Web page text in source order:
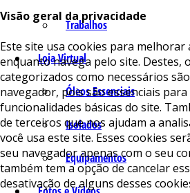
Trabalhos
Loja Virtual
Óleos Essenciais
Isolados
Equipamentos
Visão geral da privacidade
Este site usa cookies para melhorar
enquanto navega pelo site. Destes,
categorizados como necessários
navegador, pois são essenciais
funcionalidades básicas do site.
de terceiros que nos ajudam a
você usa este site. Esses cookies
seu navegador apenas com o seu
também tem a opção de cancelar
desativação de alguns desses